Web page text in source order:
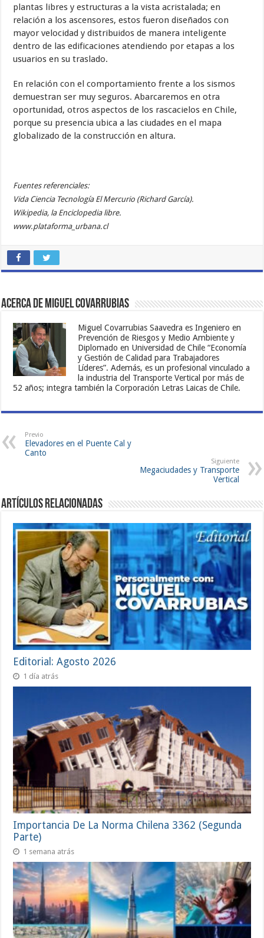
plantas libres y estructuras a la vista acristalada; en
relación a los ascensores, estos fueron diseñados con
mayor velocidad y distribuidos de manera inteligente
dentro de las edificaciones atendiendo por etapas a los
usuarios en su traslado.
En relación con el comportamiento frente a los sismos
demuestran ser muy seguros. Abarcaremos en otra
oportunidad, otros aspectos de los rascacielos en Chile,
porque su presencia ubica a las ciudades en el mapa
globalizado de la construcción en altura.
Fuentes referenciales:
Vida Ciencia Tecnología El Mercurio (Richard García).
Wikipedia, la Enciclopedia libre.
www.plataforma_urbana.cl
Acerca de Miguel Covarrubias
Miguel Covarrubias Saavedra es Ingeniero en
Prevención de Riesgos y Medio Ambiente y
Diplomado en Universidad de Chile “Economía
y Gestión de Calidad para Trabajadores
Líderes”. Además, es un profesional vinculado a
la industria del Transporte Vertical por más de
52 años; integra también la Corporación Letras Laicas de Chile.
Previo
Elevadores en el Puente Cal y
Canto
Siguiente
Megaciudades y Transporte
Vertical
Artículos Relacionadas
Editorial: Agosto 2026
1 día atrás
Importancia De La Norma Chilena 3362 (Segunda
Parte)
1 semana atrás